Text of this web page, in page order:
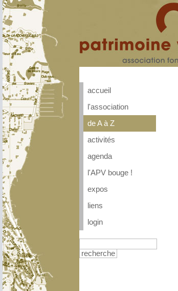
accueil
l'association
de A à Z
activités
agenda
l'APV bouge !
expos
liens
login
recherche